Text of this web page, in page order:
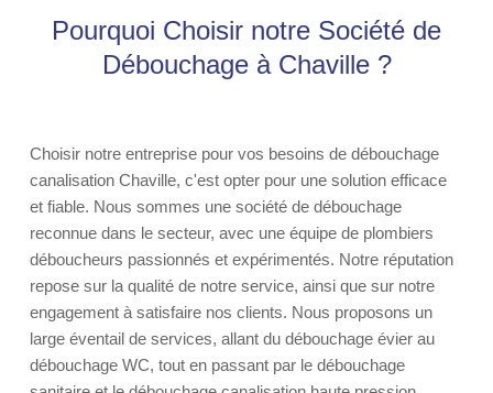
Pourquoi Choisir notre Société de
Débouchage à Chaville ?
Choisir notre entreprise pour vos besoins de débouchage
canalisation Chaville, c'est opter pour une solution efficace
et fiable. Nous sommes une société de débouchage
reconnue dans le secteur, avec une équipe de plombiers
déboucheurs passionnés et expérimentés. Notre réputation
repose sur la qualité de notre service, ainsi que sur notre
engagement à satisfaire nos clients. Nous proposons un
large éventail de services, allant du débouchage évier au
débouchage WC, tout en passant par le débouchage